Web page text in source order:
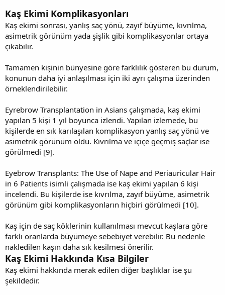
Kaş Ekimi Komplikasyonları
Kaş ekimi sonrası, yanlış saç yönü, zayıf büyüme, kıvrılma,
asimetrik görünüm yada şişlik gibi komplikasyonlar ortaya
çıkabilir.
Tamamen kişinin bünyesine göre farklılık gösteren bu durum,
konunun daha iyi anlaşılması için iki ayrı çalışma üzerinden
örneklendirilebilir.
Eyrebrow Transplantation in Asians çalışmada, kaş ekimi
yapılan 5 kişi 1 yıl boyunca izlendi. Yapılan izlemede, bu
kişilerde en sık karılaşılan komplikasyon yanlış saç yönü ve
asimetrik görünüm oldu. Kıvrılma ve içiçe geçmiş saçlar ise
görülmedi [9].
Eyebrow Transplants: The Use of Nape and Periauricular Hair
in 6 Patients isimli çalışmada ise kaş ekimi yapılan 6 kişi
incelendi. Bu kişilerde ise kıvrılma, zayıf büyüme, asimetrik
görünüm gibi komplikasyonların hiçbiri görülmedi [10].
Kaş için de saç köklerinin kullanılması mevcut kaşlara göre
farklı oranlarda büyümeye sebebiyet verebilir. Bu nedenle
nakledilen kaşın daha sık kesilmesi önerilir.
Kaş Ekimi Hakkında Kısa Bilgiler
Kaş ekimi hakkında merak edilen diğer başlıklar ise şu
şekildedir.